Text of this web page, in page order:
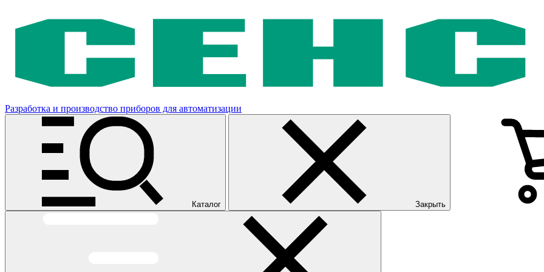
Разработка и производство приборов для автоматизации
Каталог Закрыть